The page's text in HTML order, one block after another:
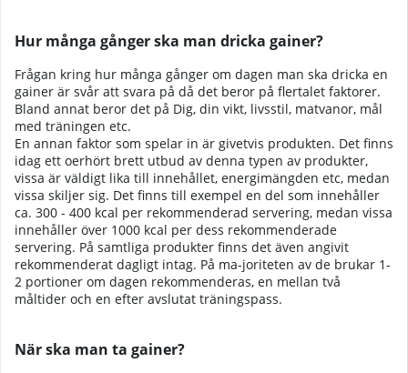
Hur många gånger ska man dricka gainer?
Frågan kring hur många gånger om dagen man ska dricka en
gainer är svår att svara på då det beror på flertalet faktorer.
Bland annat beror det på Dig, din vikt, livsstil, matvanor, mål
med träningen etc.
En annan faktor som spelar in är givetvis produkten. Det finns
idag ett oerhört brett utbud av denna typen av produkter,
vissa är väldigt lika till innehållet, energimängden etc, medan
vissa skiljer sig. Det finns till exempel en del som innehåller
ca. 300 - 400 kcal per rekommenderad servering, medan vissa
innehåller över 1000 kcal per dess rekommenderade
servering. På samtliga produkter finns det även angivit
rekommenderat dagligt intag. På ma-joriteten av de brukar 1-
2 portioner om dagen rekommenderas, en mellan två
måltider och en efter avslutat träningspass.
När ska man ta gainer?